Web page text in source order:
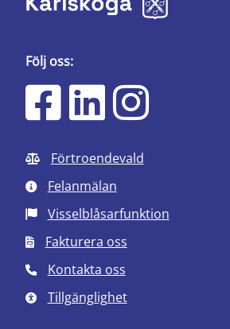
Följ oss:
Förtroendevald
Felanmälan
Visselblåsarfunktion
Fakturera oss
Kontakta oss
Tillgänglighet